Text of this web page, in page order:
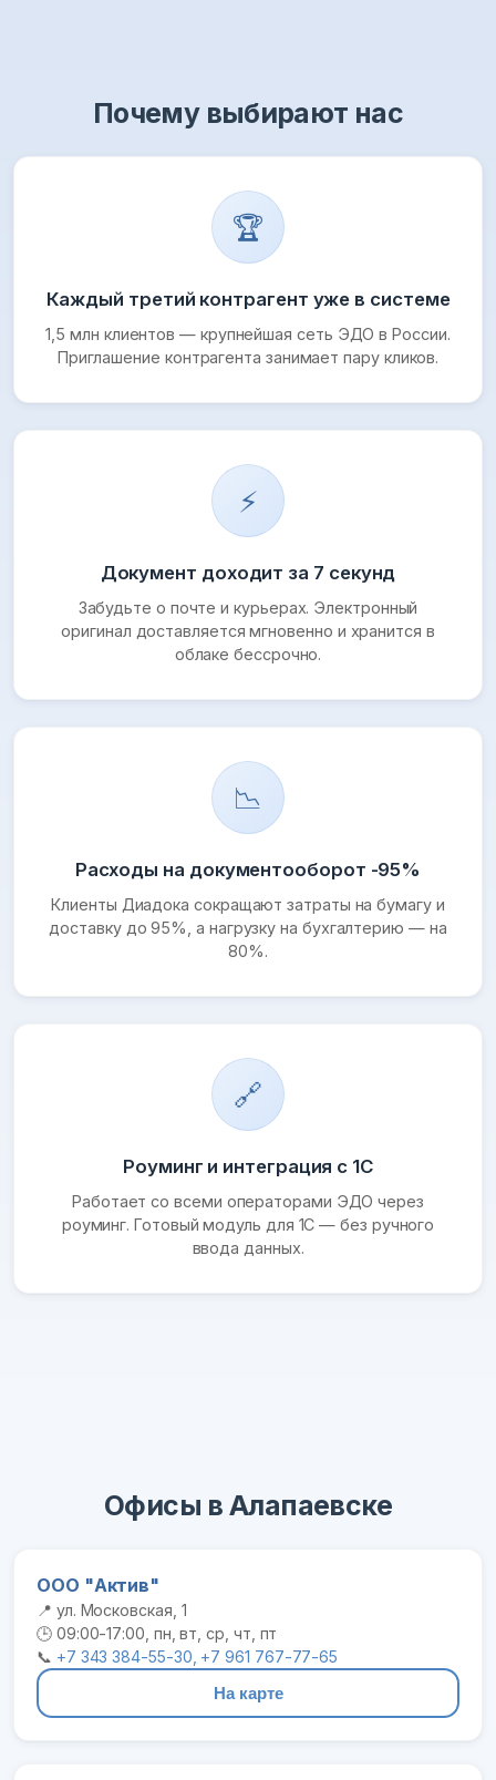
Почему выбирают нас
🏆
Каждый третий контрагент уже в системе
1,5 млн клиентов — крупнейшая сеть ЭДО в России.
Приглашение контрагента занимает пару кликов.
⚡
Документ доходит за 7 секунд
Забудьте о почте и курьерах. Электронный
оригинал доставляется мгновенно и хранится в
облаке бессрочно.
📉
Расходы на документооборот -95%
Клиенты Диадока сокращают затраты на бумагу и
доставку до 95%, а нагрузку на бухгалтерию — на
80%.
🔗
Роуминг и интеграция с 1С
Работает со всеми операторами ЭДО через
роуминг. Готовый модуль для 1С — без ручного
ввода данных.
Офисы в Алапаевске
ООО "Актив"
📍 ул. Московская, 1
🕒 09:00-17:00, пн, вт, ср, чт, пт
📞 +7 343 384-55-30, +7 961 767-77-65
На карте